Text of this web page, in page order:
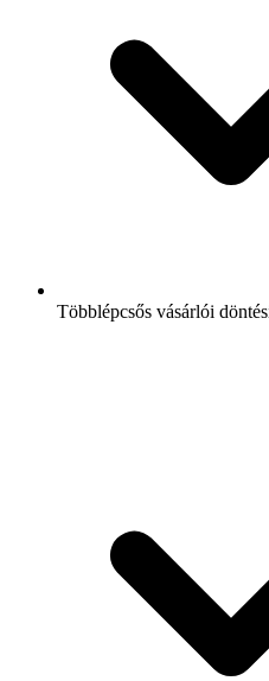
Többlépcsős vásárlói